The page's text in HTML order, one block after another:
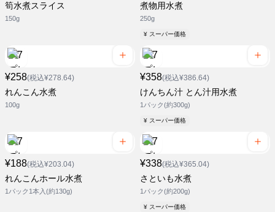
筍水煮スライス
150g
煮物用水煮
250g
¥ スーパー価格
¥258(税込¥278.64)
れんこん水煮
100g
¥358(税込¥386.64)
けんちん汁 とん汁用水煮
1パック(約300g)
¥ スーパー価格
¥188(税込¥203.04)
れんこんホール水煮
1パック1本入(約130g)
¥338(税込¥365.04)
さといも水煮
1パック(約200g)
¥ スーパー価格